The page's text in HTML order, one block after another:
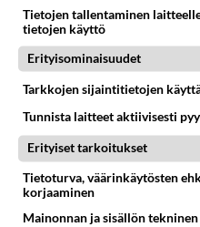
vinkkejä lahjaan?
hei kaikki. :) mulla on
yhtään mitä antaisin
yhteistä taivalt...
Paras lahja naiselle on
ostaa
Tietojen tallentaminen
tietojen käyttö
Erityisominaisuudet
Tarkkojen sijaintitietojen
Tunnista laitteet aktiivisesti
Erityiset tarkoitukset
Tietoturva, väärinkäytösten
korjaaminen
Mainonnan ja sisällön